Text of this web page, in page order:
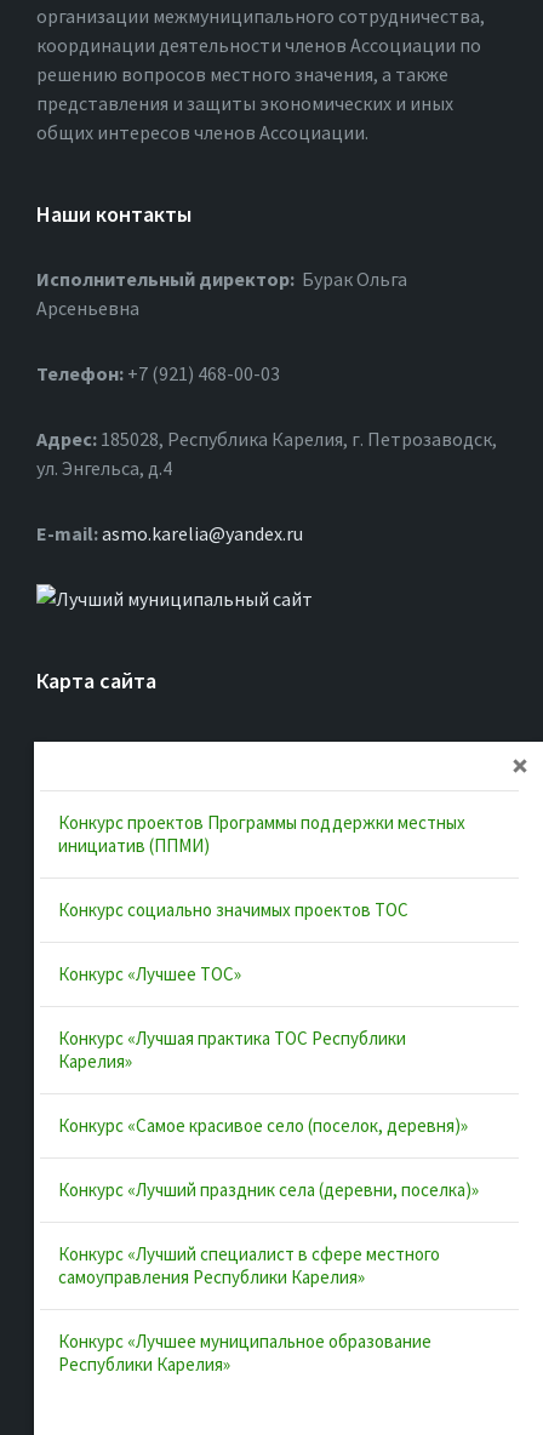
организации межмуниципального сотрудничества,
координации деятельности членов Ассоциации по
решению вопросов местного значения, а также
представления и защиты экономических и иных
общих интересов членов Ассоциации.
Наши контакты
Исполнительный директор: Бурак Ольга
Арсеньевна
Телефон: +7 (921) 468-00-03
Адрес: 185028, Республика Карелия, г. Петрозаводск,
ул. Энгельса, д.4
Е-mail:asmo.karelia@yandex.ru
Карта сайта
Об ассоциации
Документы
Муниципальные образования
Конкурсы и лучшие практики
Контакты
Полезные ссылки
Интернет-портал Республики Карелия
Инициативы Карелии
Территориальное общественное самоуправление в
Республике Карелия
ВАРМСУ
ОАТОС
Конкурс проектов Программы поддержки местных
инициатив (ППМИ)
Конкурс социально значимых проектов ТОС
Конкурс «Лучшее ТОС»
Конкурс «Лучшая практика ТОС Республики
Карелия»
Конкурс «Самое красивое село (поселок, деревня)»
Конкурс «Лучший праздник села (деревни, поселка)»
Конкурс «Лучший специалист в сфере местного
самоуправления Республики Карелия»
Конкурс «Лучшее муниципальное образование
Республики Карелия»